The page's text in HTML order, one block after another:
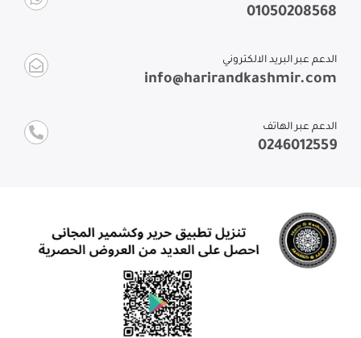
01050208568
الدعم عبر البريد الالكتروني
info@harirandkashmir.com
الدعم عبر الهاتف
0246012559